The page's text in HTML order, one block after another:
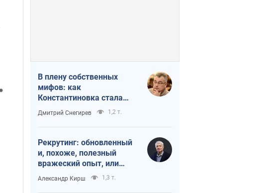
В плену собственных
мифов: как
Константиновка стала
главной идеологической
ловушкой для российских
оккупантов
Дмитрий Снегирев 1,2 т.
Рекрутинг: обновленный
и, похоже, полезный
вражеский опыт, или
Диалектика
требовательной трусости
Александр Кирш 1,3 т.